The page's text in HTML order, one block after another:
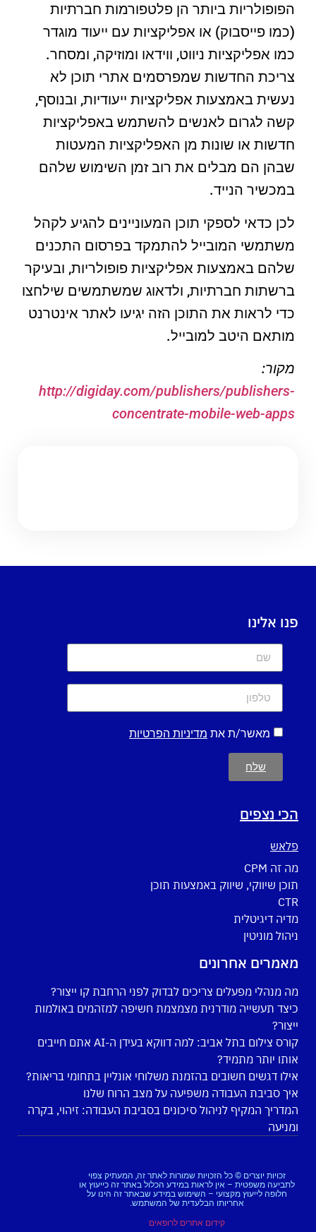
הפופולריות ביותר הן פלטפורמות חברתיות
(כמו פייסבוק) או אפליקציות עם ייעוד מוגדר
כמו אפליקציות ניווט, ווידאו ומוזיקה, ומסחר.
צריכת החדשות שמפרסמים אתרי תוכן לא
נעשית באמצעות אפליקציות ייעודיות, ובנוסף,
קשה לגרום לאנשים להשתמש באפליקציות
חדשות או שונות מן האפליקציות המעטות
שבהן הם מבלים את רוב זמן השימוש שלהם
במכשיר הנייד.
לכן כדאי לספקי תוכן המעוניינים להגיע לקהל
משתמשי המובייל להתמקד בפרסום התכנים
שלהם באמצעות אפליקציות פופולריות, ובעיקר
ברשתות חברתיות, ולדאוג שמשתמשים שילחצו
כדי לראות את התוכן הזה יגיעו לאתר אינטרנט
מותאם היטב למובייל.
מקור:
http://digiday.com/publishers/publishers-
concentrate-mobile-web-apps
פנו אלינו
מאשר/ת את מדיניות הפרטיות
שלח
הכי נצפים
פלאש
מה זה CPM
תוכן שיווקי, שיווק באמצעות תוכן
CTR
מדיה דיגיטלית
ניהול מוניטין
מאמרים אחרונים
מה מנהלי מפעלים צריכים לבדוק לפני הרחבת קו ייצור?
כיצד תעשייה מודרנית מצמצמת חשיפה למזהמים באולמות
ייצור?
קורס צילום בתל אביב: למה דווקא בעידן ה-AI אתם חייבים
אותו יותר מתמיד?
אילו דגשים חשובים בהזמנת משלוחי אונליין בתחומי בריאות?
איך סביבת העבודה משפיעה על מצב הרוח שלנו
המדריך המקיף לניהול סיכונים בסביבת העבודה: זיהוי, בקרה
ומניעה
זכויות יוצרים © כל הזכויות שמורות לאתר זה, המעתיק צפוי
לתביעה משפטית – אין לראות במידע הכלול באתר זה כייעוץ או
חלופה לייעוץ מקצועי – השימוש במידע שבאתר זה הינו על
אחריותו הבלעדית של המשתמש.
קידום אתרים לרופאים